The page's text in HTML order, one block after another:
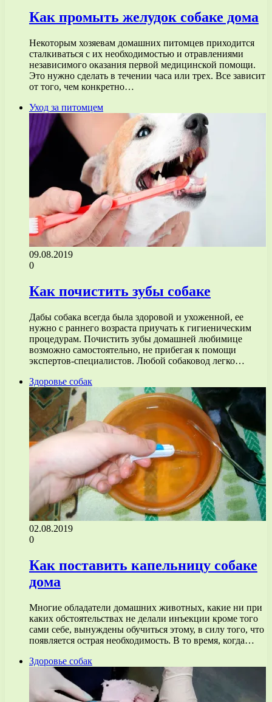
Как промыть желудок собаке дома
Некоторым хозяевам домашних питомцев приходится
сталкиваться с их необходимостью и отравлениями
независимого оказания первой медицинской помощи.
Это нужно сделать в течении часа или трех. Все зависит
от того, чем конкретно…
Уход за питомцем
09.08.2019
0
Как почистить зубы собаке
Дабы собака всегда была здоровой и ухоженной, ее
нужно с раннего возраста приучать к гигиеническим
процедурам. Почистить зубы домашней любимице
возможно самостоятельно, не прибегая к помощи
экспертов-специалистов. Любой собаковод легко…
Здоровье собак
02.08.2019
0
Как поставить капельницу собаке
дома
Многие обладатели домашних животных, какие ни при
каких обстоятельствах не делали инъекции кроме того
сами себе, вынуждены обучиться этому, в силу того, что
появляется острая необходимость. В то время, когда…
Здоровье собак